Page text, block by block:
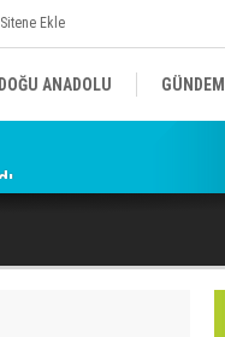
Sitene Ekle
DOĞU ANADOLU GÜNDEM